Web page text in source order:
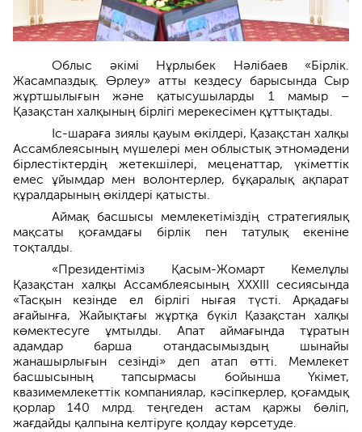
Облыс әкімі Нұрлыбек Нәлібаев «Бірлік.
Жасампаздық. Өрлеу» атты кездесу барысында Сыр
жұртшылығын және қатысушыларды 1 мамыр –
Қазақстан халқының бірлігі мерекесімен құттықтады.
Іс-шараға зиялы қауым өкілдері, Қазақстан халқы
Ассамблеясының мүшелері мен облыстық этномәдени
бірлестіктердің жетекшілері, меценаттар, үкіметтік
емес ұйымдар мен волонтерлер, бұқаралық ақпарат
құралдарының өкілдері қатысты.
Аймақ басшысы мемлекетіміздің стратегиялық
мақсаты қоғамдағы бірлік пен татулық екеніне
тоқталды.
«Президентіміз Қасым-Жомарт Кемелұлы
Қазақстан халқы Ассамблеясының ХХХІІІ сесиясында
«Тасқын кезінде ел бірлігі нығая түсті. Арқадағы
ағайынға, Жайықтағы жұртқа бүкіл Қазақстан халқы
көмектесуге ұмтылды. Апат аймағында тұратын
адамдар барша отандасымыздың шынайы
жанашырлығын сезінді» деп атап өтті. Мемлекет
басшысының тапсырмасы бойынша Үкімет,
квазимемлекеттік компаниялар, кәсіпкерлер, қоғамдық
қорлар 140 млрд. теңгеден астам қаржы бөліп,
жағдайды қалпына келтіруге қолдау көрсетуде.